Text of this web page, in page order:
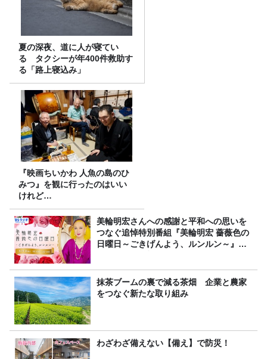
夏の深夜、道に人が寝てい
る タクシーが年400件救助す
る「路上寝込み」
『映画ちいかわ 人魚の島のひ
みつ』を観に行ったのはいい
けれど…
美輪明宏さんへの感謝と平和への思いを
つなぐ追悼特別番組『美輪明宏 薔薇色の
日曜日～ごきげんよう、ルンルン～』
抹茶ブームの裏で減る茶畑 企業と農家
をつなぐ新たな取り組み
わざわざ備えない【備え】で防災！